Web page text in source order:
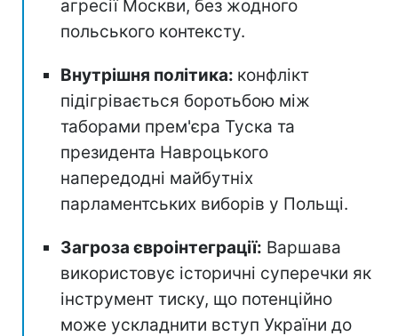
агресії Москви, без жодного
польського контексту.
Внутрішня політика: конфлікт
підігрівається боротьбою між
таборами прем'єра Туска та
президента Навроцького
напередодні майбутніх
парламентських виборів у Польщі.
Загроза євроінтеграції: Варшава
використовує історичні суперечки як
інструмент тиску, що потенційно
може ускладнити вступ України до